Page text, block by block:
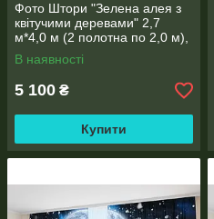
Фото Штори "Зелена алея з
квітучими деревами" 2,7
м*4,0 м (2 полотна по 2,0 м),
тасьма
В наявності
5 100 ₴
Купити